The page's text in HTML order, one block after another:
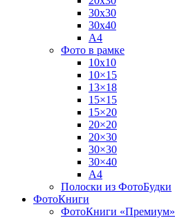
30х30
30х40
А4
Фото в рамке
10х10
10×15
13×18
15×15
15×20
20×20
20×30
30×30
30×40
A4
Полоски из ФотоБудки
ФотоКниги
ФотоКниги «Премиум»